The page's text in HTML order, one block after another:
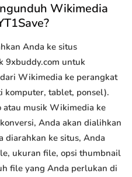
Wikimedia
Anda ke situs
9xbuddy.com untuk
Wikimedia ke perangkat
komputer, tablet, ponsel).
atau musik Wikimedia ke
Anda akan dialihkan
diarahkan ke situs, Anda
ukuran file, opsi thumbnail
file yang Anda perlukan di